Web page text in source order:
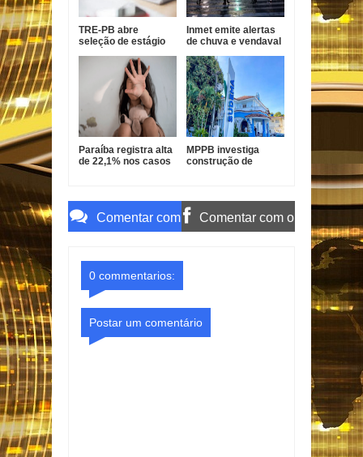
TRE-PB abre
seleção de estágio
com bolsa de R$ 1,8
Inmet emite alertas
de chuva e vendaval
Paraíba
Paraíba registra alta
de 22,1% nos casos
MPPB investiga
construção de
irregularidades
Comentar com Comentar com o
0 commentarios:
Postar um comentário